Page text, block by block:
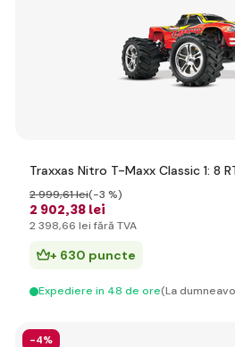
Traxxas Nitro T-Maxx Classic 1: 8
2 902,38 lei
2 999,61 lei(-3 %)
2 398,66 lei fără TVA
+ 630 puncte
Expediere in 48 de ore(La
-4%